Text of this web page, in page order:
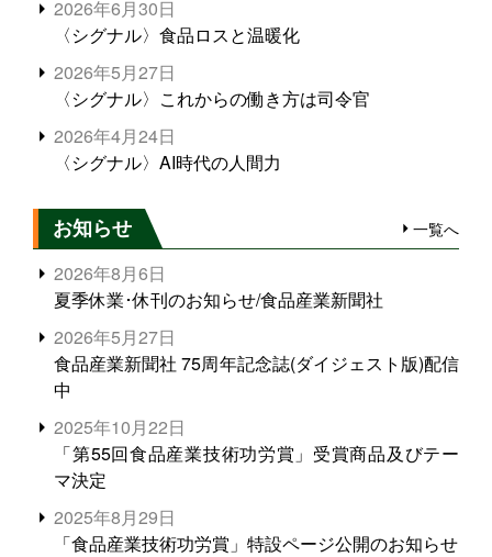
2026年6月30日
〈シグナル〉食品ロスと温暖化
2026年5月27日
〈シグナル〉これからの働き方は司令官
2026年4月24日
〈シグナル〉AI時代の人間力
お知らせ 一覧へ
2026年8月6日
夏季休業･休刊のお知らせ/食品産業新聞社
2026年5月27日
食品産業新聞社 75周年記念誌(ダイジェスト版)配信
中
2025年10月22日
「第55回食品産業技術功労賞」受賞商品及びテー
マ決定
2025年8月29日
「食品産業技術功労賞」特設ページ公開のお知らせ